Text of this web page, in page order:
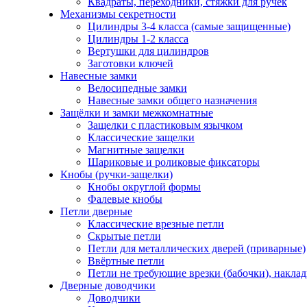
Механизмы секретности
Цилиндры 3-4 класса (самые защищенные)
Цилиндры 1-2 класса
Вертушки для цилиндров
Заготовки ключей
Навесные замки
Велосипедные замки
Навесные замки общего назначения
Защёлки и замки межкомнатные
Защелки с пластиковым язычком
Классические защелки
Магнитные защелки
Шариковые и роликовые фиксаторы
Кнобы (ручки-защелки)
Кнобы округлой формы
Фалевые кнобы
Петли дверные
Классические врезные петли
Скрытые петли
Петли для металлических дверей (приварные)
Ввёртные петли
Петли не требующие врезки (бабочки),
Дверные доводчики
Доводчики